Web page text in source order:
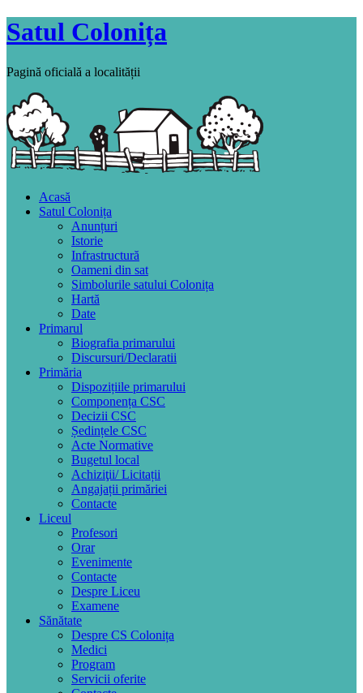
Satul Colonița
Pagină oficială a localității
Acasă
Satul Colonița
Anunțuri
Istorie
Infrastructură
Oameni din sat
Simbolurile satului Colonița
Hartă
Date
Primarul
Biografia primarului
Discursuri/Declaratii
Primăria
Dispozițiile primarului
Componența CSC
Decizii CSC
Ședințele CSC
Acte Normative
Bugetul local
Achiziţii/ Licitații
Angajații primăriei
Contacte
Liceul
Profesori
Orar
Evenimente
Contacte
Despre Liceu
Examene
Sănătate
Despre CS Colonița
Medici
Program
Servicii oferite